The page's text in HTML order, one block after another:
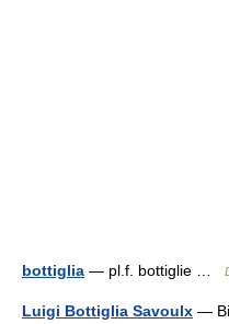
bottiglia — pl.f. bottiglie …
Luigi Bottiglia Savoulx —